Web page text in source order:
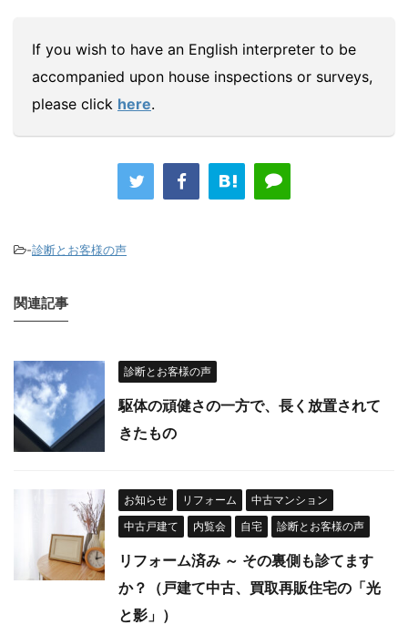
If you wish to have an English interpreter to be
accompanied upon house inspections or surveys,
please click here.
-診断とお客様の声
関連記事
診断とお客様の声
駆体の頑健さの一方で、長く放置されて
きたもの
お知らせ リフォーム
中古マンション
中古戸建て
内覧会 自宅 診断とお客様の声
リフォーム済み ～ その裏側も診てます
か？（戸建て中古、買取再販住宅の「光
と影」）